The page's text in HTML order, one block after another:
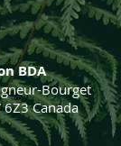
BDA
Bourget
6Z3 Canada